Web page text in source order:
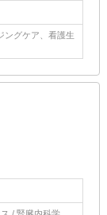
ングケア、看護生